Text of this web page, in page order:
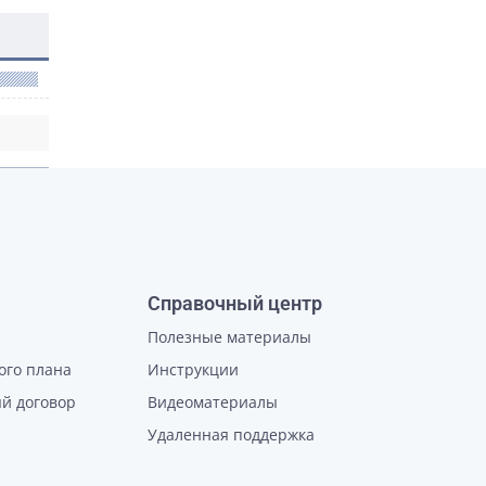
плана
договор
Справочный центр
Полезные материалы
Инструкции
Видеоматериалы
Удаленная поддержка